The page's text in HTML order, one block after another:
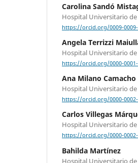
Carolina Sandó
Hospital Universitario de
https://orcid.org/0009-0009-
Angela Terrizzi
Hospital Universitario de
https://orcid.org/0000-0001-
Ana Milano Camacho
Hospital Universitario de
https://orcid.org/0000-0002-
Carlos Villegas
Hospital Universitario de
https://orcid.org/0000-0002-
Bahilda Martínez
Hospital Universitario de